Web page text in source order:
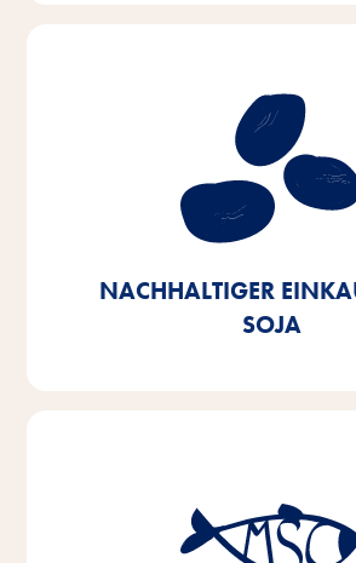
NACHHALTIGER
SOJA
Nachhaltiger Einkauf
Unser Ziel ist es, Soja aus
oder zertifizierten Quellen zu
wollen wir dies zu 100% erreicht
Nachhaltiger Einkauf
Bis 2025 streben wir an, die